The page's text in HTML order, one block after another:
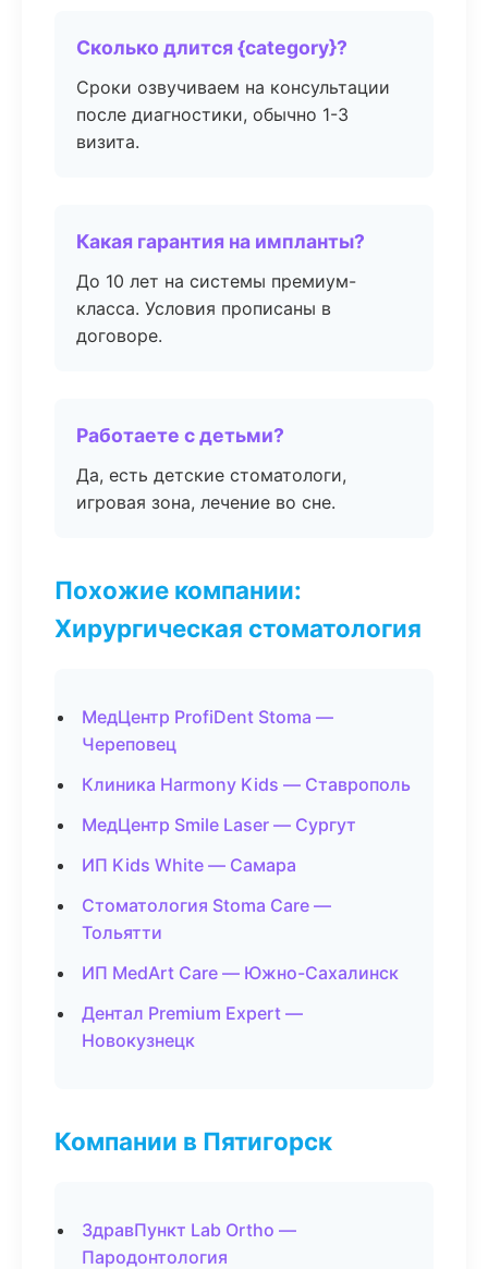
Сколько длится {category}?
Сроки озвучиваем на консультации
после диагностики, обычно 1-3
визита.
Какая гарантия на импланты?
До 10 лет на системы премиум-
класса. Условия прописаны в
договоре.
Работаете с детьми?
Да, есть детские стоматологи,
игровая зона, лечение во сне.
Похожие компании:
Хирургическая стоматология
МедЦентр ProfiDent Stoma —
Череповец
Клиника Harmony Kids — Ставрополь
МедЦентр Smile Laser — Сургут
ИП Kids White — Самара
Стоматология Stoma Care —
Тольятти
ИП MedArt Care — Южно-Сахалинск
Дентал Premium Expert —
Новокузнецк
Компании в Пятигорск
ЗдравПункт Lab Ortho —
Пародонтология